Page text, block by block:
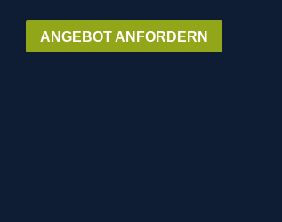
ANGEBOT ANFORDERN